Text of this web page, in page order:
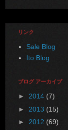
リンク
Sale Blog
Ito Blog
ブログ アーカイブ
► 2014 (7)
► 2013 (15)
► 2012 (69)